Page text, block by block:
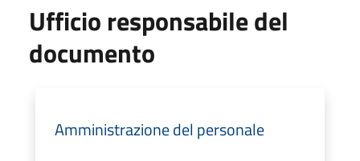
Ufficio responsabile del
documento
Amministrazione del personale